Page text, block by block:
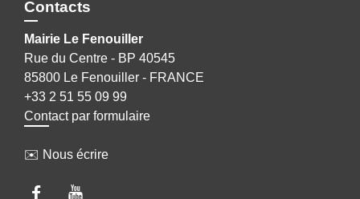
Contacts
Mairie Le Fenouiller
Rue du Centre - BP 40545
85800 Le Fenouiller - FRANCE
+33 2 51 55 09 99
Contact par formulaire
✉️ Nous écrire